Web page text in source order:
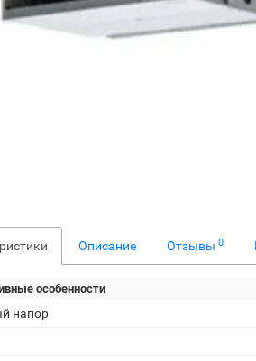
Описание Отзывы 0
особенности
напор